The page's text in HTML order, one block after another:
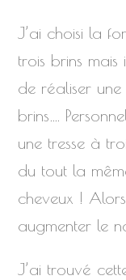
J’ai choisi la
trois brins
de réaliser
brins….
une tresse à
du tout la
cheveux !
augmenter le
J’ai trouvé